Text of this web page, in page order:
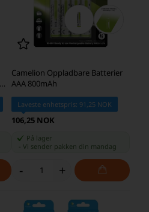
Camelion Oppladbare Batterier
AAA 800mAh
Laveste enhetspris: 91,25 NOK
106,25 NOK
På lager
Vi sender pakken din mandag
- +